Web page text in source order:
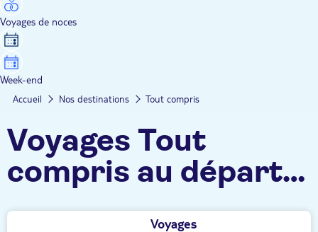
Voyages de noces
Week-end
Accueil Nos destinations Tout compris
Voyages Tout
compris au départ
de Nantes
Voyages